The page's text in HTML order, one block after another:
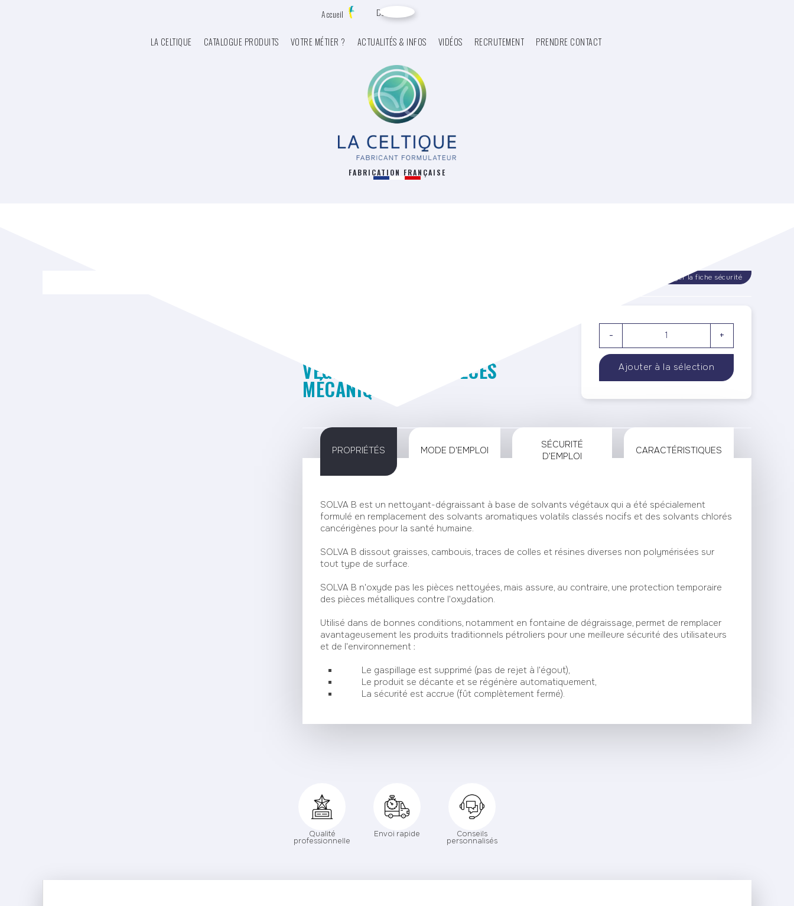
FABRICATION FRANÇAISE
Accueil Devis
LA CELTIQUE CATALOGUE PRODUITS VOTRE MÉTIER ? ACTUALITÉS & INFOS VIDÉOS RECRUTEMENT PRENDRE CONTACT
Télécharger la fiche sécurité
VÉGÉTALES POUR PIÈCES
MÉCANIQUES
- +
PROPRIÉTÉS MODE D'EMPLOI
SÉCURITÉ
D'EMPLOI
CARACTÉRISTIQUES
SOLVA B est un nettoyant-dégraissant à base de solvants végétaux qui a été spécialement
formulé en remplacement des solvants aromatiques volatils classés nocifs et des solvants chlorés
cancérigènes pour la santé humaine.
SOLVA B dissout graisses, cambouis, traces de colles et résines diverses non polymérisées sur
tout type de surface.
SOLVA B n'oxyde pas les pièces nettoyées, mais assure, au contraire, une protection temporaire
des pièces métalliques contre l'oxydation.
Utilisé dans de bonnes conditions, notamment en fontaine de dégraissage, permet de remplacer
avantageusement les produits traditionnels pétroliers pour une meilleure sécurité des utilisateurs
et de l'environnement :
Le gaspillage est supprimé (pas de rejet à l'égout),
Le produit se décante et se régénère automatiquement,
La sécurité est accrue (fût complètement fermé).
Qualité
professionnelle
Envoi rapide Conseils
personnalisés